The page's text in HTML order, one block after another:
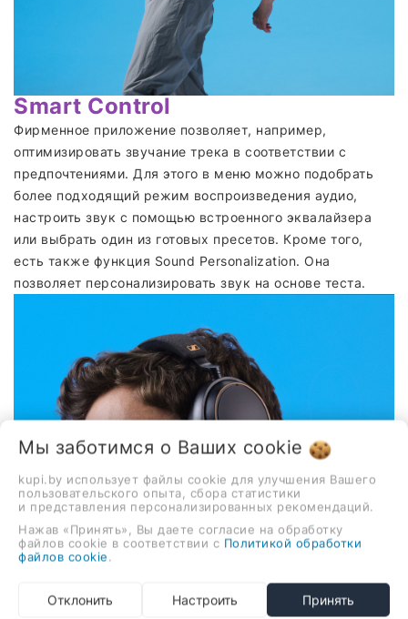
Smart Control
Фирменное приложение позволяет, например,
оптимизировать звучание трека в соответствии с
предпочтениями. Для этого в меню можно подобрать
более подходящий режим воспроизведения аудио,
настроить звук с помощью встроенного эквалайзера
или выбрать один из готовых пресетов. Кроме того,
есть также функция Sound Personalization. Она
позволяет персонализировать звук на основе теста.
Мы заботимся о Ваших cookie
kupi.by использует файлы cookie для улучшения Вашего
пользовательского опыта, сбора статистики
и представления персонализированных рекомендаций.
Нажав «Принять», Вы даете согласие на обработку
файлов cookie в соответствии с Политикой обработки
файлов cookie
Отклонить Настроить Принять